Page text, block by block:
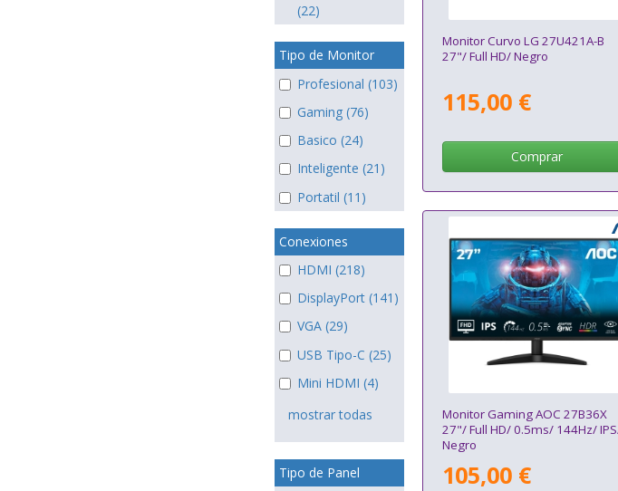
(22)
Tipo de Monitor
Profesional (103)
Gaming (76)
Basico (24)
Inteligente (21)
Portatil (11)
Conexiones
HDMI (218)
DisplayPort (141)
VGA (29)
USB Tipo-C (25)
Mini HDMI (4)
mostrar todas
Tipo de Panel
Monitor Curvo LG 27U421A-B
27"/ Full HD/ Negro
115,00 €
Comprar
Monitor Gaming AOC 27B36X
27"/ Full HD/ 0.5ms/ 144Hz/
Negro
105,00 €